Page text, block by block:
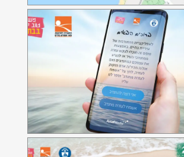
מה קורונה?
לעיריית בת-ים בה ניתן להתעדכן באירועי
ליין בעקבות משבר הקורונה.